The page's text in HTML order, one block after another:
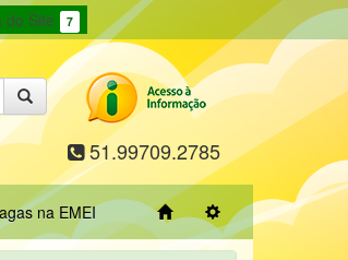
do Site 7
51.99709.2785
na EMEI